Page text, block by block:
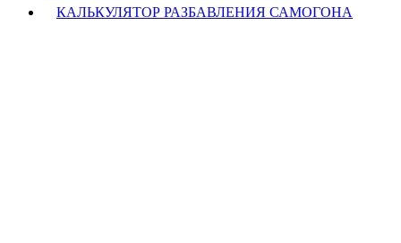
КАЛЬКУЛЯТОР РАЗБАВЛЕНИЯ САМОГОНА